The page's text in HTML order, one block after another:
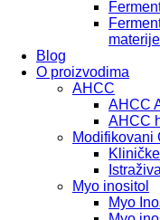
materije
Blog
O proizvodima
AHCC
AHCC
AHCC
Modifikovani
Myo inositol
Myo